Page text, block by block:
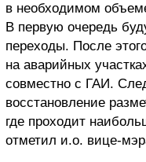
в необходимом
В первую очередь
переходы. После
на аварийных
совместно с ГАИ.
восстановление
где проходит
отметил и.о. вице-